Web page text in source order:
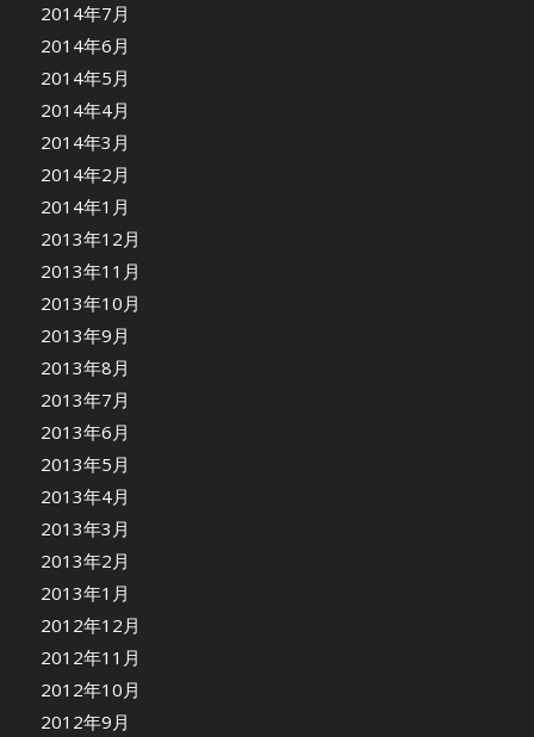
2014年7月
2014年6月
2014年5月
2014年4月
2014年3月
2014年2月
2014年1月
2013年12月
2013年11月
2013年10月
2013年9月
2013年8月
2013年7月
2013年6月
2013年5月
2013年4月
2013年3月
2013年2月
2013年1月
2012年12月
2012年11月
2012年10月
2012年9月